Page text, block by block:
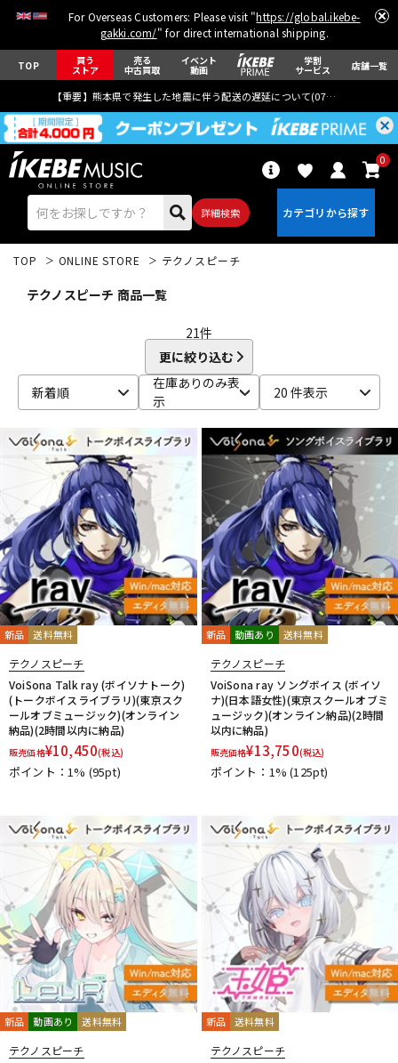
For Overseas Customers: Please visit "https://global.ikebe-
gakki.com/" for direct international shipping.
TOP 買う
ストア
売る
中古買取
イベント
動画
学割
サービス 店舗一覧
【重要】熊本県で発生した地震に伴う配送の遅延について(07月29日
詳細検索
0
ウクレレ
ドラム パーカッション
キーボード 電子ピアノ
管楽器 その他楽器
アンプ エフェクター
DJ機器 DTM
配信/ライブ機器 楽器アクセサリ
中古 ヴィンテージ
TOP ONLINE STORE テクノスピーチ
テクノスピーチ 商品一覧
21件
更に絞り込む
新着順
在庫ありのみ表
示
20 件表示
新品 送料無料
テクノスピーチ
VoiSona Talk ray (ボイソナトーク)
(トークボイスライブラリ)(東京スク
ールオブミュージック)(オンライン
納品)(2時間以内に納品)
販売価格¥10,450(税込)
ポイント：1% (95pt)
新品 動画あり 送料無料
テクノスピーチ
VoiSona ray ソングボイス (ボイソ
ナ)(日本語女性)(東京スクールオブミ
ュージック)(オンライン納品)(2時間
以内に納品)
販売価格¥13,750(税込)
ポイント：1%(125pt)
新品 動画あり 送料無料
テクノスピーチ
新品 送料無料
テクノスピーチ